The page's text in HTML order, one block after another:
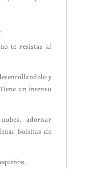
te resistas al
y
un intenso
adornar
bolsitas de